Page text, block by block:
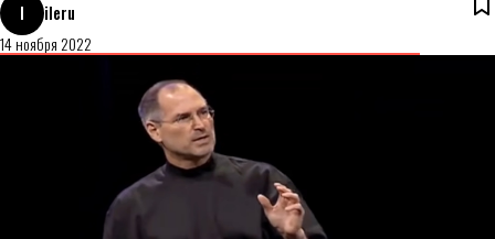
I
ileru
14 ноября 2022